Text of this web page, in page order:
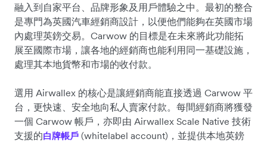
融入到自家平台、品牌形象及用戶體驗之中。最初的整合
是專門為英國汽車經銷商設計，以便他們能夠在英國市場
內處理英鎊交易。Carwow 的目標是在未來將此功能拓
展至國際市場，讓各地的經銷商也能利用同一基礎設施，
處理其本地貨幣和市場的收付款。
選用 Airwallex 的核心是讓經銷商能直接透過 Carwow 平
台，更快速、安全地向私人賣家付款。每間經銷商將獲發
一個 Carwow 帳戶，亦即由 Airwallex Scale Native 技術
支援的白牌帳戶 (whitelabel account)，並提供本地英鎊